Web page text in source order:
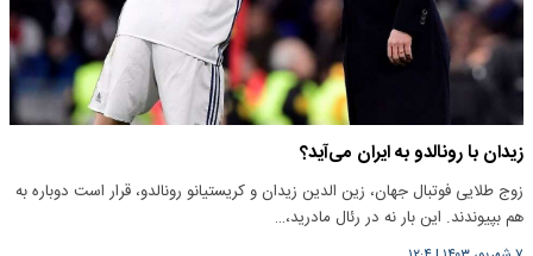
زیدان با رونالدو به ایران می‌آید؟
زوج طلایی فوتبال جهان، زین الدین زیدان و کریستیانو رونالدو، قرار است دوباره به
هم بپیوندند. این بار نه در رئال مادرید،…